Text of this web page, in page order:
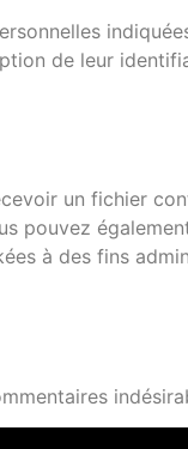
de leur
un fichier
pouvez
à des fins